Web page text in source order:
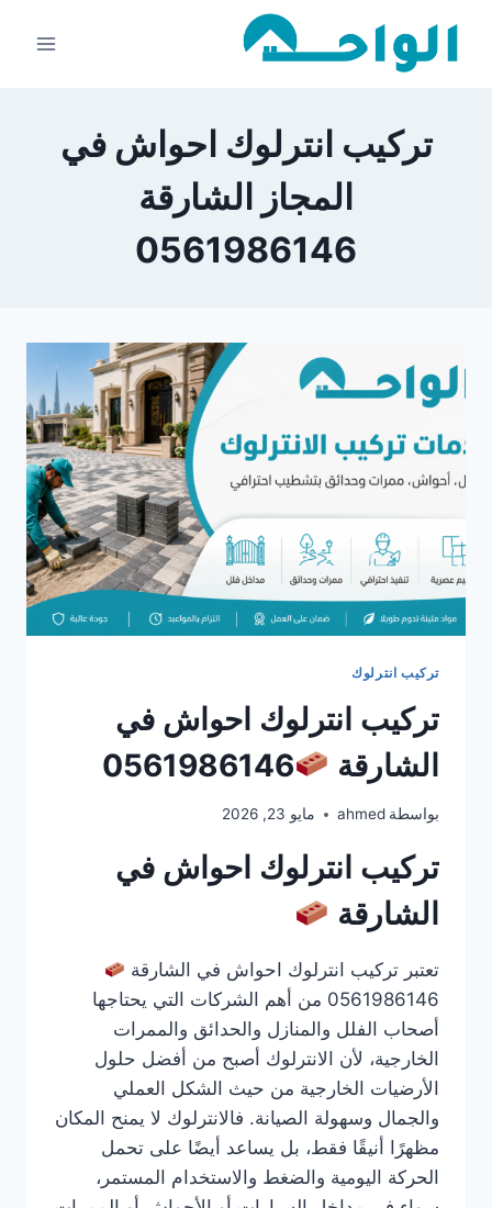
تركيب انترلوك احواش في
المجاز الشارقة
0561986146
تركيب انترلوك
تركيب انترلوك احواش في
الشارقة
0561986146
بواسطة ahmed مايو 23, 2026
تركيب انترلوك احواش في
الشارقة
تعتبر تركيب انترلوك احواش في الشارقة
0561986146 من أهم الشركات التي يحتاجها
أصحاب الفلل والمنازل والحدائق والممرات
الخارجية، لأن الانترلوك أصبح من أفضل حلول
الأرضيات الخارجية من حيث الشكل العملي
والجمال وسهولة الصيانة. فالانترلوك لا يمنح المكان
مظهرًا أنيقًا فقط، بل يساعد أيضًا على تحمل
الحركة اليومية والضغط والاستخدام المستمر،